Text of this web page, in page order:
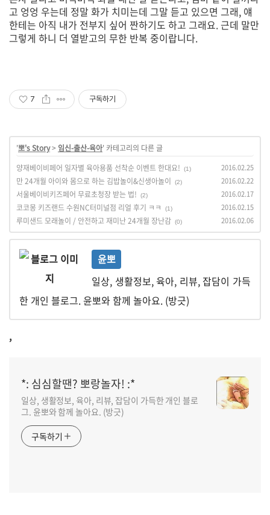
고 엉엉 우는데 정말 화가 치미는데 그말 듣고 있으면 그래, 얘
한테는 아직 내가 전부지 싶어 짠하기도 하고 그래요. 근데 말만
그렇게 하니 더 열받고의 무한 반복 중이랍니다.
7 구독하기
'뽀's Story> 임신-출산-육아' 카테고리의 다른 글
양재베이비페어 일자별 육아용품 선착순 이벤트 한대요!
(1) 2016.02.25
만 24개월 아이와 몸으로 하는 김밥놀이&신생아놀이 (2) 2016.02.22
서울베이비키즈페어 무료초청장 받는 법! (2) 2016.02.17
코코몽 키즈랜드 수원NC터미널점 리얼 후기 ㅋㅋ (1) 2016.02.15
루미샌드 모래놀이 / 안전하고 재미난 24개월 장난감 (0) 2016.02.06
윤뽀
일상, 생활정보, 육아, 리뷰, 잡담이 가득
한 개인 블로그. 윤뽀와 함께 놀아요. (방긋)
,
*: 심심할땐? 뽀랑놀자! :*
일상, 생활정보, 육아, 리뷰, 잡담이 가득한 개인 블로
그. 윤뽀와 함께 놀아요. (방긋)
구독하기